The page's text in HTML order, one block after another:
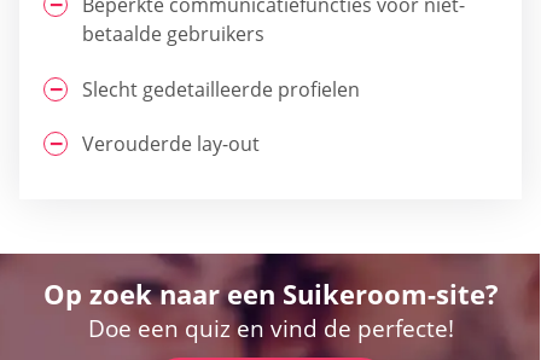
betaalde gebruikers
Slecht gedetailleerde profielen
Verouderde lay-out
Op zoek naar een Suikeroom-site?
Doe een quiz en vind de perfecte!